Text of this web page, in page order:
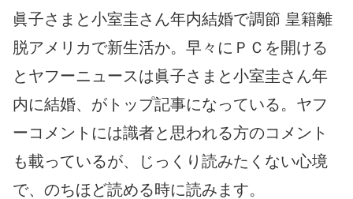
眞子さまと小室圭さん年内結婚で調節 皇籍離
脱アメリカで新生活か。早々にＰＣを開ける
とヤフーニュースは眞子さまと小室圭さん年
内に結婚、がトップ記事になっている。ヤフ
ーコメントには識者と思われる方のコメント
も載っているが、じっくり読みたくない心境
で、のちほど読める時に読みます。